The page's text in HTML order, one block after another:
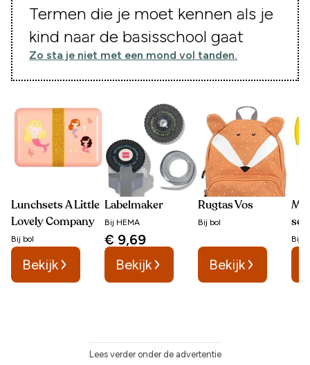
Termen die je moet kennen als je
kind naar de basisschool gaat
Zo sta je niet met een mond vol tanden.
Lunchsets A Little
Lovely Company
Bij bol
Bekijk
Labelmaker
Bij HEMA
€ 9,69
Bekijk
Rugtas Vos
Bij bol
Bekijk
Bij
Lees verder onder de advertentie